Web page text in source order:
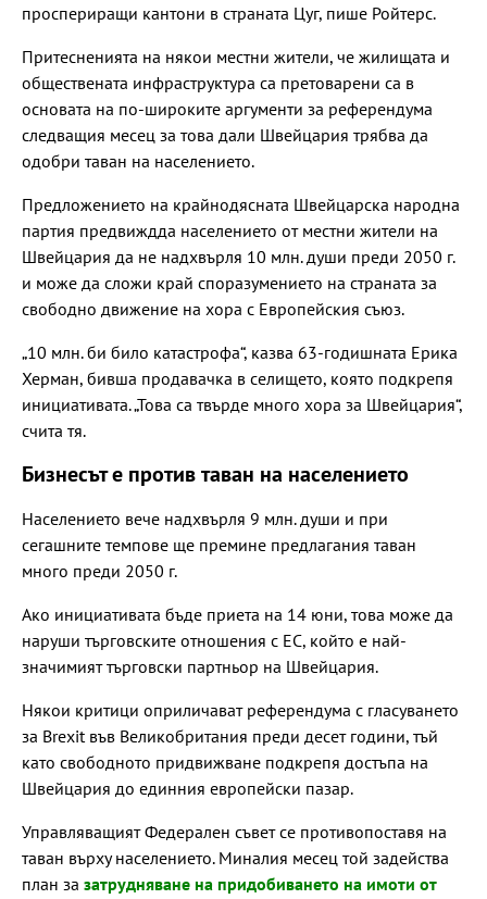
проспериращи кантони в страната Цуг, пише Ройтерс.
Притесненията на някои местни жители, че жилищата и
обществената инфраструктура са претоварени са в
основата на по-широките аргументи за референдума
следващия месец за това дали Швейцария трябва да
одобри таван на населението.
Предложението на крайнодясната Швейцарска народна
партия предвиждда населението от местни жители на
Швейцария да не надхвърля 10 млн. души преди 2050 г.
и може да сложи край споразумението на страната за
свободно движение на хора с Европейския съюз.
„10 млн. би било катастрофа“, казва 63-годишната Ерика
Херман, бивша продавачка в селището, която подкрепя
инициативата. „Това са твърде много хора за Швейцария“,
счита тя.
Бизнесът е против таван на населението
Населението вече надхвърля 9 млн. души и при
сегашните темпове ще премине предлагания таван
много преди 2050 г.
Ако инициативата бъде приета на 14 юни, това може да
наруши търговските отношения с ЕС, който е най-
значимият търговски партньор на Швейцария.
Някои критици оприличават референдума с гласуването
за Brexit във Великобритания преди десет години, тъй
като свободното придвижване подкрепя достъпа на
Швейцария до единния европейски пазар.
Управляващият Федерален съвет се противопоставя на
таван върху населението. Миналия месец той задейства
план за затрудняване на придобиването на имоти от